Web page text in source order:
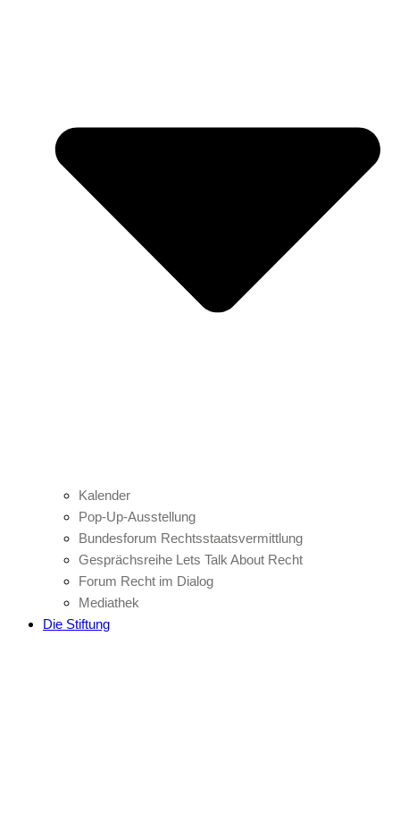
Kalender
Pop-Up-Ausstellung
Bundesforum Rechtsstaatsvermittlung
Gesprächsreihe Lets Talk About Recht
Forum Recht im Dialog
Mediathek
Die Stiftung